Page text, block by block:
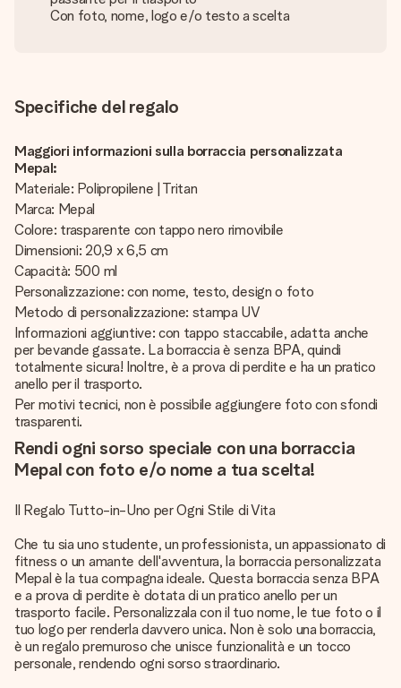
Con foto, nome, logo e/o testo a scelta
Specifiche del regalo
Maggiori informazioni sulla borraccia personalizzata
Mepal:
Materiale: Polipropilene | Tritan
Marca: Mepal
Colore: trasparente con tappo nero rimovibile
Dimensioni: 20,9 x 6,5 cm
Capacità: 500 ml
Personalizzazione: con nome, testo, design o foto
Metodo di personalizzazione: stampa UV
Informazioni aggiuntive: con tappo staccabile, adatta anche
per bevande gassate. La borraccia è senza BPA, quindi
totalmente sicura! Inoltre, è a prova di perdite e ha un pratico
anello per il trasporto.
Per motivi tecnici, non è possibile aggiungere foto con sfondi
trasparenti.
Rendi ogni sorso speciale con una borraccia
Mepal con foto e/o nome a tua scelta!
Il Regalo Tutto-in-Uno per Ogni Stile di Vita
Che tu sia uno studente, un professionista, un appassionato di
fitness o un amante dell'avventura, la borraccia personalizzata
Mepal è la tua compagna ideale. Questa borraccia senza BPA
e a prova di perdite è dotata di un pratico anello per un
trasporto facile. Personalizzala con il tuo nome, le tue foto o il
tuo logo per renderla davvero unica. Non è solo una borraccia,
è un regalo premuroso che unisce funzionalità e un tocco
personale, rendendo ogni sorso straordinario.